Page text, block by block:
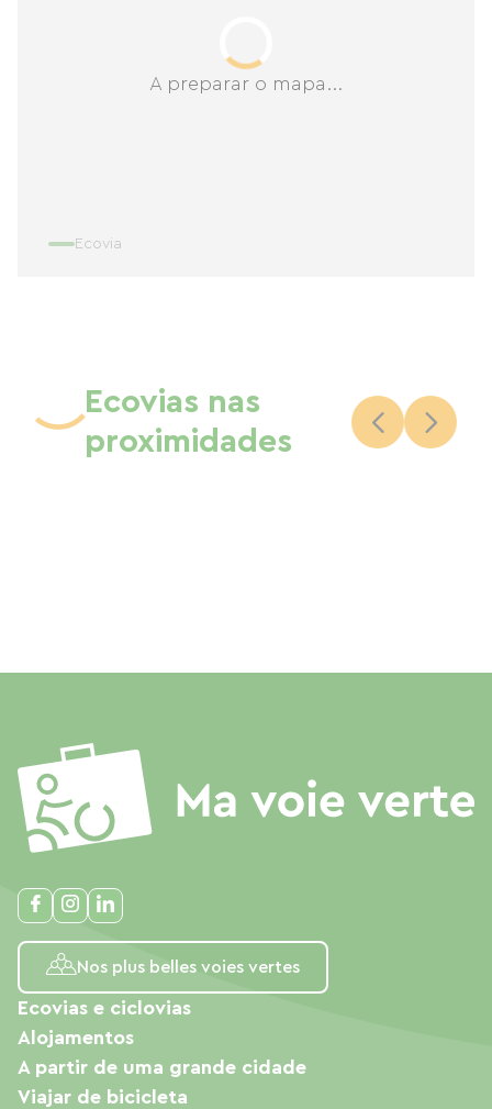
A preparar o mapa...
Ecovia
Ecovias nas
proximidades
Nos plus belles voies vertes
Ecovias e ciclovias
Alojamentos
A partir de uma grande cidade
Viajar de bicicleta